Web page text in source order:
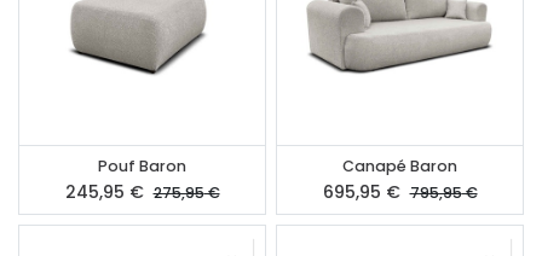
Pouf Baron
245,95 € 275,95€
Canapé Baron
695,95 € 795,95€